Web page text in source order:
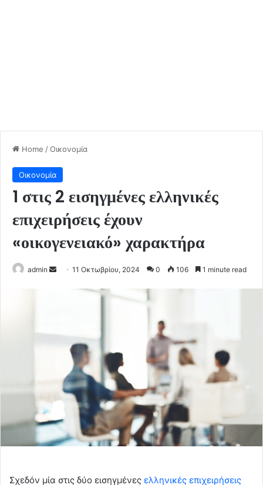
Home /Οικονομία
Οικονομία
1 στις 2 εισηγμένες ελληνικές
επιχειρήσεις έχουν
«οικογενειακό» χαρακτήρα
admin
Send11 Οκτωβρίου, 2024 0 106 1 minute read
Σχεδόν μία στις δύο εισηγμένες ελληνικές επιχειρήσεις